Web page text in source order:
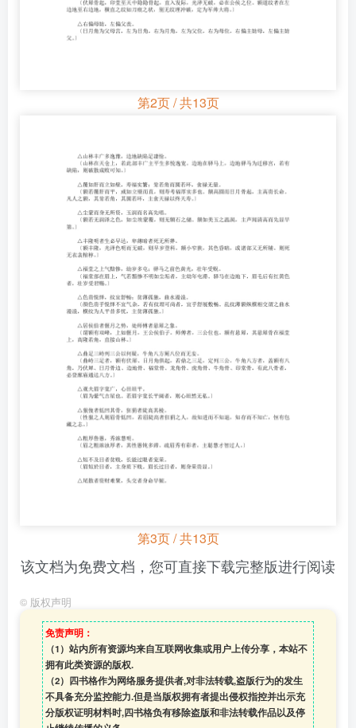
第2页 / 共13页
第3页 / 共13页
该文档为免费文档，您可直接下载完整版进行阅读
© 版权声明
免责声明：
（1）站内所有资源均来自互联网收集或用户上传分享，本站不
拥有此类资源的版权.
（2）四书格作为网络服务提供者,对非法转载,盗版行为的发生
不具备充分监控能力.但是当版权拥有者提出侵权指控并出示充
分版权证明材料时,四书格负有移除盗版和非法转载作品以及停